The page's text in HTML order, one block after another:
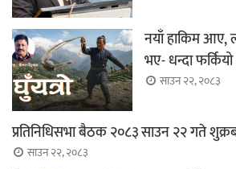
नयाँ हाकिम आए,
भए- धन्दा
साउन २२, २०८३
प्रतिनिधिसभा बैठक २०८३ साउन २२ गते
साउन २२, २०८३